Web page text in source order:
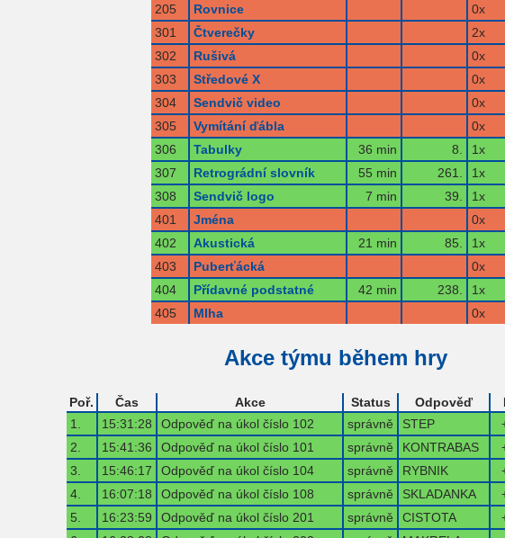
205
Rovnice
0x
301
Čtverečky
2x
302
Rušivá
0x
303
Středové X
0x
304
Sendvič video
0x
305
Vymítání ďábla
0x
306
Tabulky 36 min 8.
1x
307
Retrográdní slovník 55 min 261.
1x
308
Sendvič logo 7 min 39.
1x
401
Jména
0x
402
Akustická 21 min 85.
1x
403
Puberťácká
0x
404
Přídavné podstatné 42 min 238.
1x
405
Mlha 0x
Akce týmu během hry
Poř. Čas Akce Status Odpověď
1.
15:31:28 Odpověď na úkol číslo 102 správně STEP
2.
15:41:36 Odpověď na úkol číslo 101 správně KONTRABAS
3.
15:46:17 Odpověď na úkol číslo 104 správně RYBNIK
4.
16:07:18 Odpověď na úkol číslo 108 správně SKLADANKA
5.
16:23:59 Odpověď na úkol číslo 201 správně CISTOTA